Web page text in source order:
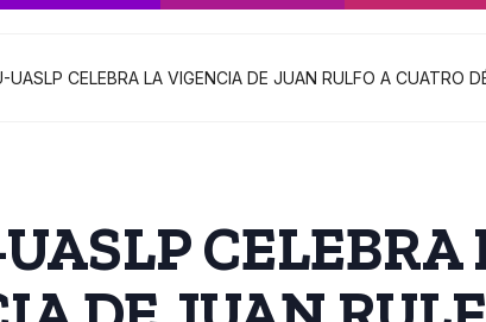
UASLP CELEBRA LA VIGENCIA DE JUAN RULFO A CUATRO
CELEBRA